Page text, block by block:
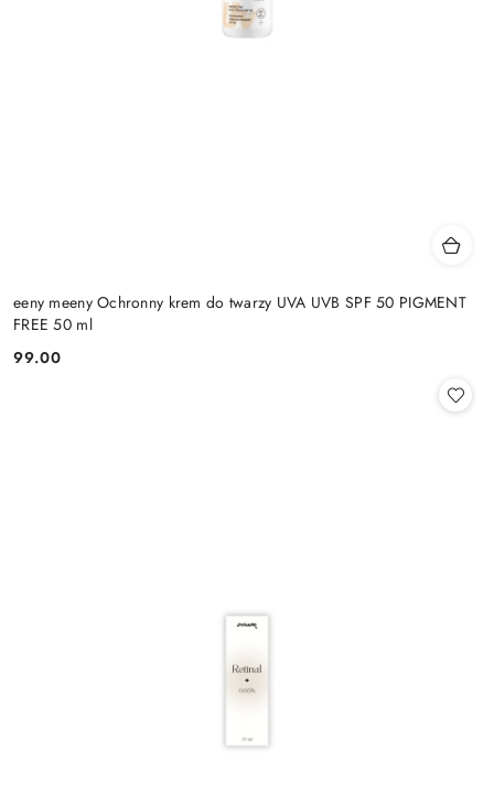
eeny meeny Ochronny krem do twarzy UVA UVB SPF 50 PIGMENT
FREE 50 ml
Cena:
99.00